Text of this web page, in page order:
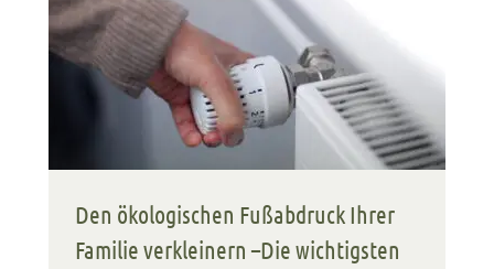
Den ökologischen Fußabdruck Ihrer
Familie verkleinern –Die wichtigsten